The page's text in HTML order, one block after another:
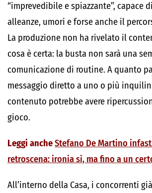
“imprevedibile e spiazzante”, capace
alleanze, umori e forse anche il
La produzione non ha rivelato il
cosa è certa: la busta non sarà una
comunicazione di routine. A quanto
messaggio diretto a uno o più
contenuto potrebbe avere
gioco.
Leggi ancheStefano De Martino
retroscena: ironia sì, ma fino a un
All’interno della Casa, i concorrenti